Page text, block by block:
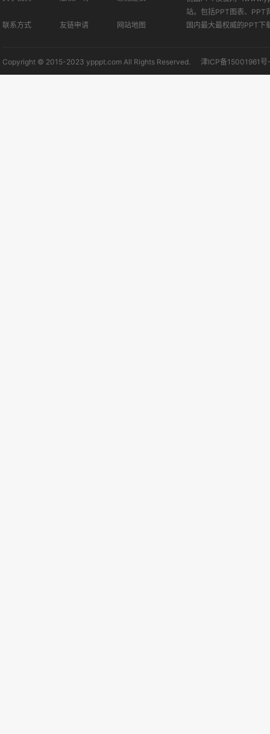
联系方式 友链申请 网站地图
站。包括PPT图表、PPT
国内最大最权威的PPT下
Copyright © 2015-2023 ypppt.com All Rights Reserved. 津ICP备15001961号